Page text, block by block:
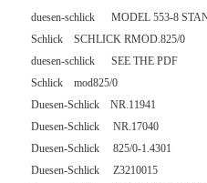
duesen-schlick MODEL 553-8
Schlick SCHLICK RMOD.825/0
duesen-schlick SEE THE PDF
Schlick mod825/0
Duesen-Schlick NR.11941
Duesen-Schlick NR.17040
Duesen-Schlick 825/0-1.4301
Duesen-Schlick Z3210015